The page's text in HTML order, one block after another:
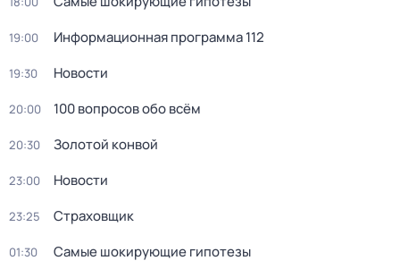
19:00 Информационная программа 112
19:30 Новости
20:00 100 вопросов обо всём
20:30 Золотой конвой
23:00 Новости
23:25 Страховщик
01:30 Самые шoкиpующие гипотезы